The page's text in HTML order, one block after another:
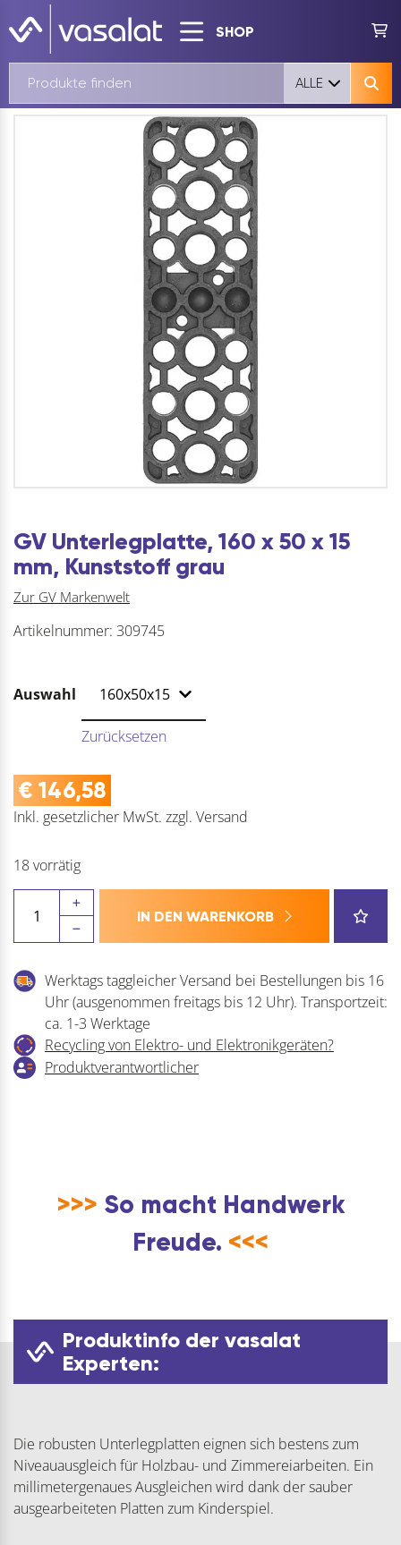
SHOP
ALLE
GV Unterlegplatte, 160 x 50 x 15
mm, Kunststoff grau
Zur GV Markenwelt
Artikelnummer: 309745
Auswahl
Zurücksetzen
€ 146,58
Inkl. gesetzlicher MwSt. zzgl. Versand
18 vorrätig
Unterlegplatte
-
Menge
IN DEN WARENKORB
Werktags taggleicher Versand bei Bestellungen bis 16
Uhr (ausgenommen freitags bis 12 Uhr). Transportzeit:
ca. 1-3 Werktage
Recycling von Elektro- und Elektronikgeräten?
Produktverantwortlicher
>>> So macht Handwerk
Freude. <<<
Produktinfo der vasalat
Experten:
Die robusten Unterlegplatten eignen sich bestens zum
Niveauausgleich für Holzbau- und Zimmereiarbeiten. Ein
millimetergenaues Ausgleichen wird dank der sauber
ausgearbeiteten Platten zum Kinderspiel.